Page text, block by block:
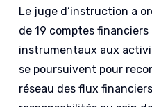
Le juge d’instruction a
de 19 comptes
instrumentaux aux
se poursuivent pour
réseau des flux